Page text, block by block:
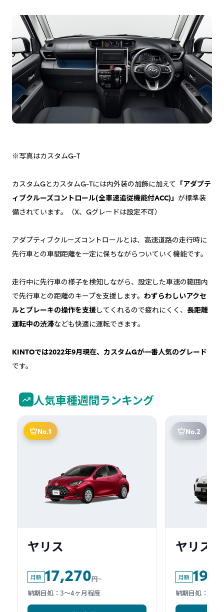
※写真はカスタムG-T
カスタムGとカスタムG-Tには内外装の加飾に加えて 「アダプテ
ィブクルーズコントロール(全車速追従機能付ACC)」 が標準装
備されています。（X、Gグレードは設定不可）
アダプティブクルーズコントロールとは、高速道路の走行時に
先行車との車間距離を一定に保ちながらついていく機能です。
走行中に先行車の様子を検知しながら、設定した車速の範囲内
で先行車との距離のキープを支援します。 わずらわしいアクセ
ルとブレーキの操作を支援してくれるので疲れにくく、 長距離
運転中の渋滞なども快適に運転できます。
KINTOでは2022年9月現在、カスタムGが一番人気のグレード
です。